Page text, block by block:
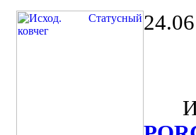
Из